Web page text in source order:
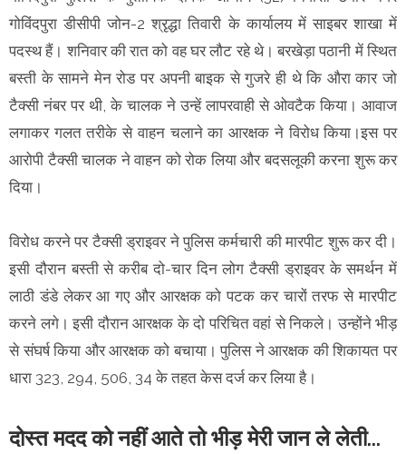
गोविंदपुरा डीसीपी जोन-2 श्रृद्धा तिवारी के कार्यालय में साइबर शाखा में
पदस्थ हैं। शनिवार की रात को वह घर लौट रहे थे। बरखेड़ा पठानी में स्थित
बस्ती के सामने मेन रोड पर अपनी बाइक से गुजरे ही थे कि औरा कार जो
टैक्सी नंबर पर थी, के चालक ने उन्हें लापरवाही से ओवटैक किया। आवाज
लगाकर गलत तरीके से वाहन चलाने का आरक्षक ने विरोध किया।इस पर
आरोपी टैक्सी चालक ने वाहन को रोक लिया और बदसलूकी करना शुरू कर
दिया।
विरोध करने पर टैक्सी ड्राइवर ने पुलिस कर्मचारी की मारपीट शुरू कर दी।
इसी दौरान बस्ती से करीब दो-चार दिन लोग टैक्सी ड्राइवर के समर्थन में
लाठी डंडे लेकर आ गए और आरक्षक को पटक कर चारों तरफ से मारपीट
करने लगे। इसी दौरान आरक्षक के दो परिचित वहां से निकले। उन्होंने भीड़
से संघर्ष किया और आरक्षक को बचाया। पुलिस ने आरक्षक की शिकायत पर
धारा 323, 294, 506, 34 के तहत केस दर्ज कर लिया है।
दोस्त मदद को नहीं आते तो भीड़ मेरी जान ले लेती...